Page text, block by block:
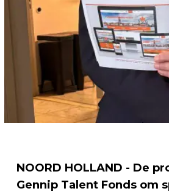
NOORD HOLLAND - De
Gennip Talent Fonds om